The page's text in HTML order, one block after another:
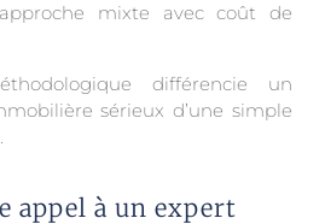
mixte avec coût de
différencie un
sérieux d’une simple
appel à un expert